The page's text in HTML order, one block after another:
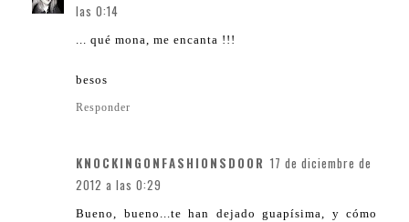
las 0:14
... qué mona, me encanta !!!
besos
Responder
KNOCKINGONFASHIONSDOOR 17 de diciembre de
2012 a las 0:29
Bueno, bueno...te han dejado guapísima, y cómo